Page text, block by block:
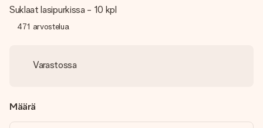
Suklaat lasipurkissa - 10 kpl
471 arvostelua
Varastossa
Määrä